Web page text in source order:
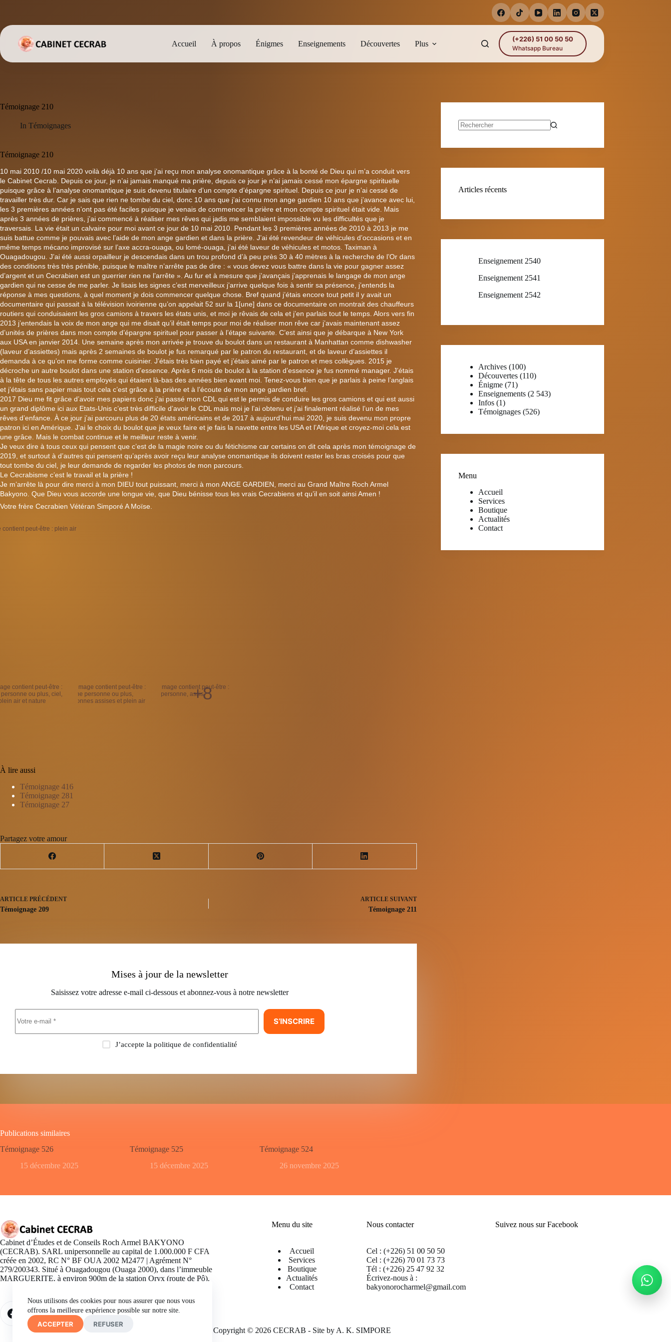
Nous utilisons des cookies pour nous assurer que nous vous
offrons la meilleure expérience possible sur notre site.
ACCEPTER REFUSER
Accueil À propos Énigmes Enseignements Découvertes Plus
(+226) 51 00 50 50
Whatsapp Bureau
Témoignage 210
In Témoignages
Témoignage 210
10 mai 2010 /10 mai 2020 voilà déjà 10 ans que j’ai reçu mon analyse onomantique grâce à la bonté de Dieu qui m’a conduit vers
le Cabinet Cecrab. Depuis ce jour, je n’ai jamais manqué ma prière, depuis ce jour je n’ai jamais cessé mon épargne spirituelle
puisque grâce à l’analyse onomantique je suis devenu titulaire d’un compte d’épargne spirituel. Depuis ce jour je n’ai cessé de
travailler très dur. Car je sais que rien ne tombe du ciel, donc 10 ans que j’ai connu mon ange gardien 10 ans que j’avance avec lui,
les 3 premières années n’ont pas été faciles puisque je venais de commencer la prière et mon compte spirituel était vide. Mais
après 3 années de prières, j’ai commencé à réaliser mes rêves qui jadis me semblaient impossible vu les difficultés que je
traversais. La vie était un calvaire pour moi avant ce jour de 10 mai 2010. Pendant les 3 premières années de 2010 à 2013 je me
suis battue comme je pouvais avec l’aide de mon ange gardien et dans la prière. J’ai été revendeur de véhicules d’occasions et en
même temps mécano improvisé sur l’axe accra-ouaga, ou lomé-ouaga, j’ai été laveur de véhicules et motos. Taximan à
Ouagadougou. J’ai été aussi orpailleur je descendais dans un trou profond d’à peu près 30 à 40 mètres à la recherche de l’Or dans
des conditions très très pénible, puisque le maître n’arrête pas de dire : « vous devez vous battre dans la vie pour gagner assez
d’argent et un Cecrabien est un guerrier rien ne l’arrête ». Au fur et à mesure que j’avançais j’apprenais le langage de mon ange
gardien qui ne cesse de me parler. Je lisais les signes c’est merveilleux j’arrive quelque fois à sentir sa présence, j’entends la
réponse à mes questions, à quel moment je dois commencer quelque chose. Bref quand j’étais encore tout petit il y avait un
documentaire qui passait à la télévision ivoirienne qu’on appelait 52 sur la 1[une] dans ce documentaire on montrait des chauffeurs
routiers qui conduisaient les gros camions à travers les états unis, et moi je rêvais de cela et j’en parlais tout le temps. Alors vers fin
2013 j’entendais la voix de mon ange qui me disait qu’il était temps pour moi de réaliser mon rêve car j’avais maintenant assez
d’unités de prières dans mon compte d’épargne spirituel pour passer à l’étape suivante. C’est ainsi que je débarque à New York
aux USA en janvier 2014. Une semaine après mon arrivée je trouve du boulot dans un restaurant à Manhattan comme dishwasher
(laveur d’assiettes) mais après 2 semaines de boulot je fus remarqué par le patron du restaurant, et de laveur d’assiettes il
demanda à ce qu’on me forme comme cuisinier. J’étais très bien payé et j’étais aimé par le patron et mes collègues. 2015 je
décroche un autre boulot dans une station d’essence. Après 6 mois de boulot à la station d’essence je fus nommé manager. J’étais
à la tête de tous les autres employés qui étaient là-bas des années bien avant moi. Tenez-vous bien que je parlais à peine l’anglais
et j’étais sans papier mais tout cela c’est grâce à la prière et à l’écoute de mon ange gardien bref.
2017 Dieu me fit grâce d’avoir mes papiers donc j’ai passé mon CDL qui est le permis de conduire les gros camions et qui est aussi
un grand diplôme ici aux Etats-Unis c’est très difficile d’avoir le CDL mais moi je l’ai obtenu et j’ai finalement réalisé l’un de mes
rêves d’enfance. À ce jour j’ai parcouru plus de 20 états américains et de 2017 à aujourd’hui mai 2020, je suis devenu mon propre
patron ici en Amérique. J’ai le choix du boulot que je veux faire et je fais la navette entre les USA et l’Afrique et croyez-moi cela est
une grâce. Mais le combat continue et le meilleur reste à venir.
Je veux dire à tous ceux qui pensent que c’est de la magie noire ou du fétichisme car certains on dit cela après mon témoignage de
2019, et surtout à d’autres qui pensent qu’après avoir reçu leur analyse onomantique ils doivent rester les bras croisés pour que
tout tombe du ciel, je leur demande de regarder les photos de mon parcours.
Le Cecrabisme c’est le travail et la prière !
Je m’arrête là pour dire merci à mon DIEU tout puissant, merci à mon ANGE GARDIEN, merci au Grand Maître Roch Armel
Bakyono. Que Dieu vous accorde une longue vie, que Dieu bénisse tous les vrais Cecrabiens et qu’il en soit ainsi Amen !
Votre frère Cecrabien Vétéran Simporé A Moïse.
+8
À lire aussi
Témoignage 416
Témoignage 281
Témoignage 27
Partagez votre amour
ARTICLE PRÉCÉDENT
Témoignage 209
ARTICLESUIVANT
Témoignage 211
Mises à jour de la newsletter
Saisissez votre adresse e-mail ci-dessous et abonnez-vous à notre newsletter
S’INSCRIRE
J’accepte la politique de confidentialité
Articles récents
Enseignement 2540
Enseignement 2541
Enseignement 2542
Archives (100)
Découvertes (110)
Énigme (71)
Enseignements (2 543)
Infos (1)
Témoignages (526)
Menu
Accueil
Services
Boutique
Actualités
Contact
Publications similaires
Témoignage 526
15 décembre 2025
Témoignage 525
15 décembre 2025
Témoignage 524
26 novembre 2025
Cabinet d’Études et de Conseils Roch Armel BAKYONO
(CECRAB). SARL unipersonnelle au capital de 1.000.000 F CFA
créée en 2002, RC N° BF OUA 2002 M2477 | Agrément N°
279/200343. Situé à Ouagadougou (Ouaga 2000), dans l’immeuble
MARGUERITE, à environ 900m de la station Oryx (route de Pô).
Menu du site
Accueil
Services
Boutique
Actualités
Contact
Nous contacter
Cel : (+226) 51 00 50 50
Cel : (+226) 70 01 73 73
Tél : (+226) 25 47 92 32
Écrivez-nous à :
bakyonorocharmel@gmail.com
Suivez nous sur Facebook
Copyright © 2026 CECRAB - Site by A. K. SIMPORE